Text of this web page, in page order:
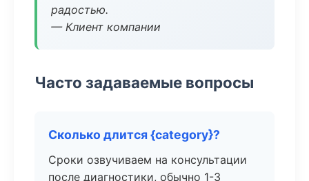
радостью.
— Клиент компании
Часто задаваемые вопросы
Сколько длится {category}?
Сроки озвучиваем на консультации
после диагностики, обычно 1-3